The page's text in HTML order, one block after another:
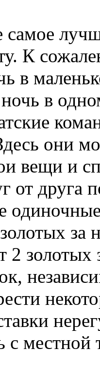
самое
К
в
ночь в
они
вещи и
от друга
за
2 золотых
с местной